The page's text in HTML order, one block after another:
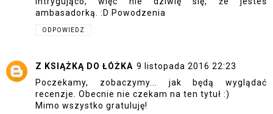
ambasadorką. :D Powodzenia
ODPOWIEDZ
Z KSIĄŻKĄ DO ŁÓŻKA 9 listopada 2016 22:23
Poczekamy, zobaczymy... jak będą wyglądać
recenzje. Obecnie nie czekam na ten tytuł :)
Mimo wszystko gratuluję!